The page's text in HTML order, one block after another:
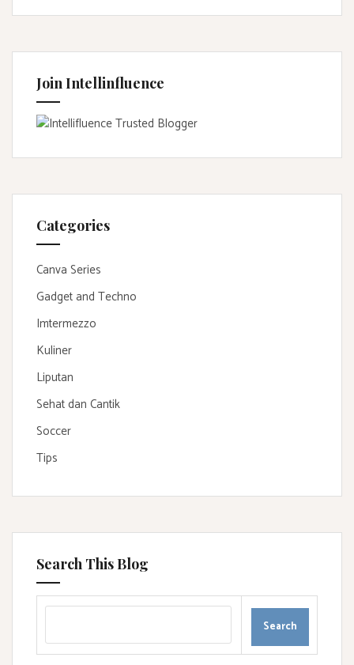
Join Intellinfluence
Categories
Canva Series
Gadget and Techno
Imtermezzo
Kuliner
Liputan
Sehat dan Cantik
Soccer
Tips
Search This Blog